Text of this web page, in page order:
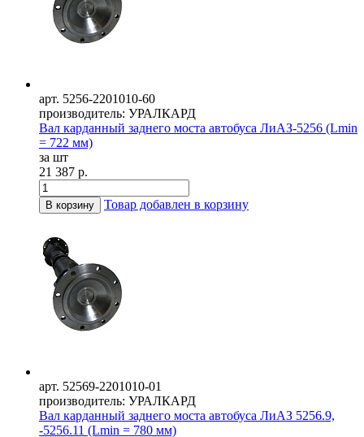
арт. 5256-2201010-60
производитель: УРАЛКАРД
Вал карданный заднего моста автобуса ЛиАЗ-5256 (Lmin
= 722 мм)
за шт
21 387 р.
В корзину Товар добавлен в корзину
арт. 52569-2201010-01
производитель: УРАЛКАРД
Вал карданный заднего моста автобуса ЛиАЗ 5256.9,
-5256.11 (Lmin = 780 мм)